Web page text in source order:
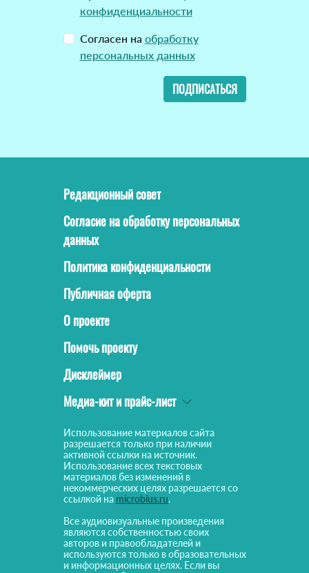
конфиденциальности
Согласен на обработку
персональных данных
ПОДПИСАТЬСЯ
Редакционный совет
Согласие на обработку персональных
данных
Политика конфиденциальности
Публичная оферта
О проекте
Помочь проекту
Дисклеймер
Медиа-кит и прайс-лист
Использование материалов сайта
разрешается только при наличии
активной ссылки на источник.
Использование всех текстовых
материалов без изменений в
некоммерческих целях разрешается со
ссылкой на microbius.ru.
Все аудиовизуальные произведения
являются собственностью своих
авторов и правообладателей и
используются только в образовательных
и информационных целях. Если вы